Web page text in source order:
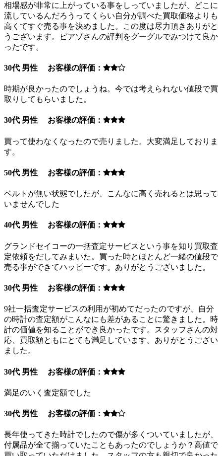
相場感が非常に上がっている事をしっていましたが、どこに
流しているんだろうってくらい自分が調べた買取価格よりも
高くてすぐ売る事を決めました。この度は尽力頂きありがと
うございます。ピアゾさんの評判をグーグルでみつけて良か
ったです。
30代 男性 お客様の評価：
時期が良かったのでしょうね。今では考えられない値段で買
取りしてもらいました。
30代 男性 お客様の評価：
買って使わなくなったので売りました。大変満足しておりま
す。
50代 男性 お客様の評価：
ベルトが無い状態でしたが、こんなに高く売れるとは思って
いませんでした
40代 男性 お客様の評価：
グランドセイコーの一括査定サービスという事を知り買取査
定依頼をだしてみまいた。買った時とほとんど一緒の値段で
売る事ができてハッピーです。ありがとうございました。
30代 男性 お客様の評価：
9社一括査定サービスの利用が初めてだったのですが、自分
の時計の査定額がこんなにも差があることに驚きました。時
計の価値を知ることができ良かったです。スタッフさんの対
応、買取額ともにとても満足しています。ありがとうござい
ました。
30代 男性 お客様の評価：
満足のいく査定額でした
30代 男性 お客様の評価：
長年使ってきた時計でしたので傷が多くついていましたが、
付属品が全て揃っていたこともあったのでしょうか？高値で